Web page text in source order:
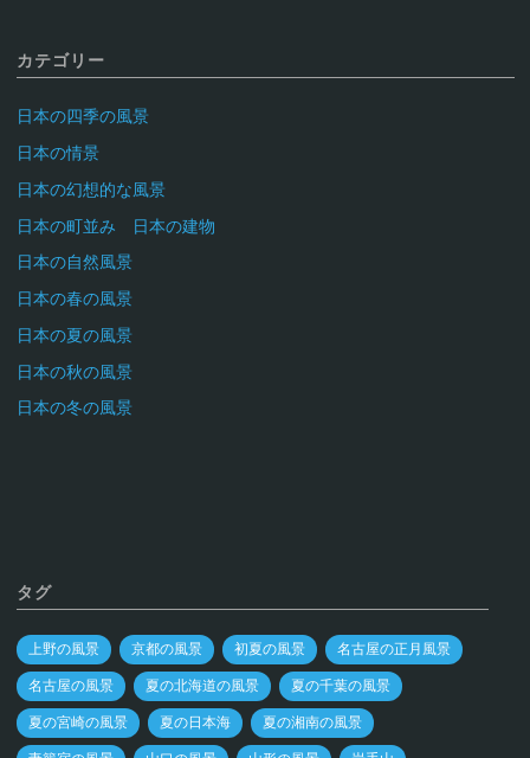
カテゴリー
日本の四季の風景
日本の情景
日本の幻想的な風景
日本の町並み 日本の建物
日本の自然風景
日本の春の風景
日本の夏の風景
日本の秋の風景
日本の冬の風景
タグ
上野の風景 京都の風景 初夏の風景 名古屋の正月風景
名古屋の風景 夏の北海道の風景 夏の千葉の風景
夏の宮崎の風景 夏の日本海 夏の湘南の風景